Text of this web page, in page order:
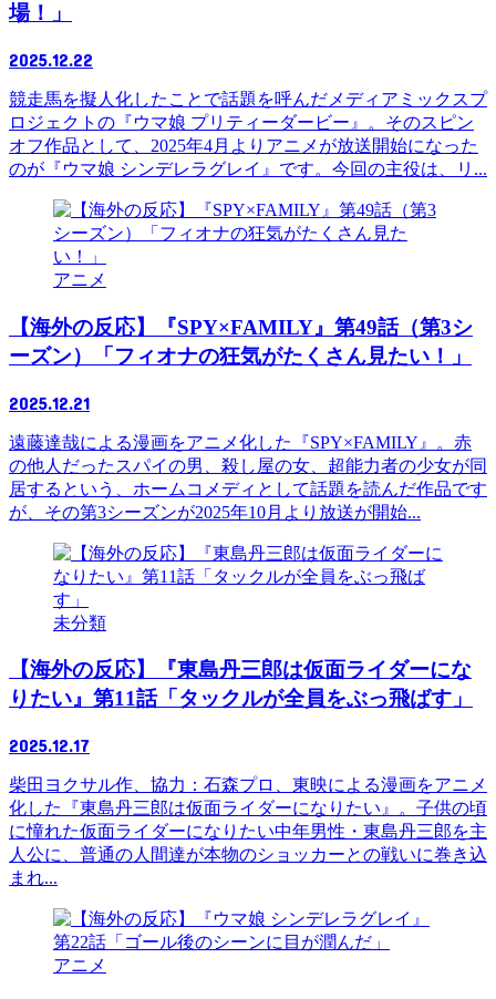
場！」
2025.12.22
競走馬を擬人化したことで話題を呼んだメディアミックスプ
ロジェクトの『ウマ娘 プリティーダービー』。そのスピン
オフ作品として、2025年4月よりアニメが放送開始になった
のが『ウマ娘 シンデレラグレイ』です。今回の主役は、リ...
アニメ
【海外の反応】『SPY×FAMILY』第49話（第3シ
ーズン）「フィオナの狂気がたくさん見たい！」
2025.12.21
遠藤達哉による漫画をアニメ化した『SPY×FAMILY』。赤
の他人だったスパイの男、殺し屋の女、超能力者の少女が同
居するという、ホームコメディとして話題を読んだ作品です
が、その第3シーズンが2025年10月より放送が開始...
未分類
【海外の反応】『東島丹三郎は仮面ライダーにな
りたい』第11話「タックルが全員をぶっ飛ばす」
2025.12.17
柴田ヨクサル作、協力：石森プロ、東映による漫画をアニメ
化した『東島丹三郎は仮面ライダーになりたい』。子供の頃
に憧れた仮面ライダーになりたい中年男性・東島丹三郎を主
人公に、普通の人間達が本物のショッカーとの戦いに巻き込
まれ...
アニメ